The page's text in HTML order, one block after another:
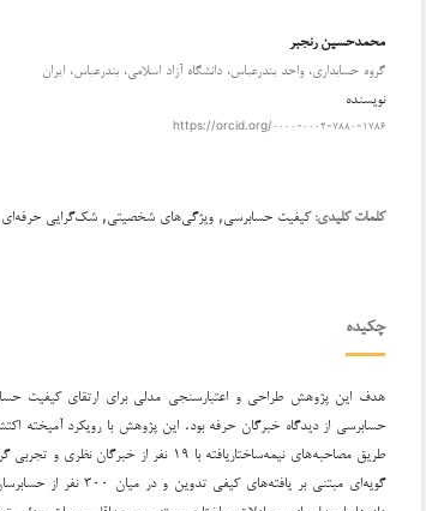
محمدحسین رنجبر
گروه حسابداری، واحد بندرعباس، دانشگاه آزاد اسلامی، بندرعباس، ایران
نویسنده
https://orcid.org/۰۰۰۰-۰۰۰۲-۷۸۸۰-۱۷۸۶
کلمات کلیدی:کیفیت حسابرسی, ویژگی‌های شخصیتی, شک‌گرایی
چکیده
هدف این پژوهش طراحی و اعتبارسنجی مدلی برای ارتقای کیفیت
حسابرسی از دیدگاه خبرگان حرفه بود. این پژوهش با رویکرد آمیخته
گویه‌ای مبتنی بر